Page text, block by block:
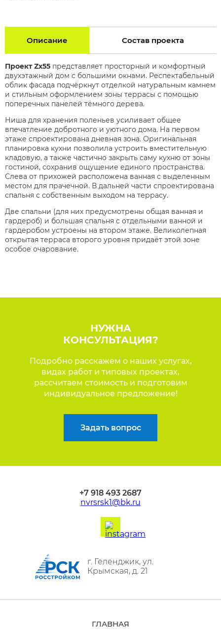
Описание Состав проекта
Проект Zx55 представляет просторный и комфортный
двухэтажный дом с большими окнами. Респектабельный
облик фасада подчёркнут отделкой натуральным камнем
и стильным оформлением зоны террасы с помощью
поперечных панелей тёмного дерева.
Ниша для хранения поленьев усиливает общее
впечатление добротного и уютного дома. На первом
этаже спроектирована дневная зона. Оригинальная
планировка кухни позволила устроить вместительную
кладовую, а также частично закрыть саму кухню от зоны
гостиной, сохранив ощущение единого пространства.
Слева от прихожей расположена ванная с выделенным
местом для прачечной. В дальней части спроектирована
спальня с собственным выходом на террасу.
Две спальни (для них предусмотрены общая ванная и
гардероб) и большая спальня с отдельными ванной и
гардеробом устроены на втором этаже. Великолепная
открытая терраса второго уровня придаёт этой зоне
особое очарование.
НУЖНА
КОНСУЛЬТАЦИЯ?
Подробно расскажем о наших услугах,
видах работ и типовых проектах,
рассчитаем стоимость и подготовим
индивидуальное предложение!
Задать вопрос
г. Геленджик, ул.
Крымская, д. 21
ГЛАВНАЯ
+7 918 493 2687
nvrsrsk1@bk.ru